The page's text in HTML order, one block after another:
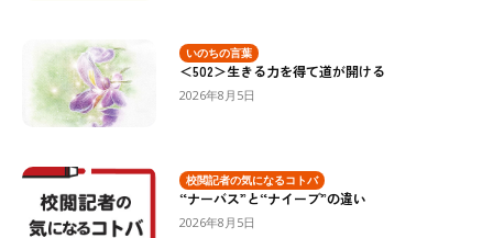
いのちの言葉
＜502＞生きる力を得て道が開ける
2026年8月5日
校閲記者の気になるコトバ
“ナーバス”と“ナイーブ”の違い
2026年8月5日